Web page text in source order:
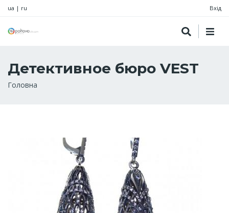
ua | ru Вхід
Детективное бюро VEST
Рядок
Головна